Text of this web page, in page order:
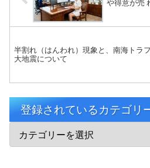
や得意が売
半割れ（はんわれ）現象と、南海トラフ
大地震について
登録されているカテゴリ